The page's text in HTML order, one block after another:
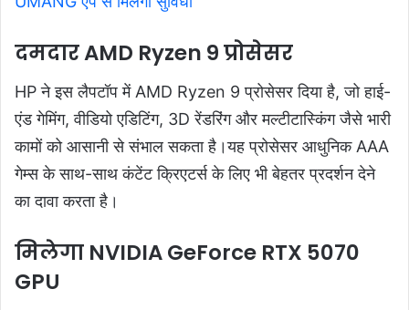
दमदार AMD Ryzen 9 प्रोसेसर
HP ने इस लैपटॉप में AMD Ryzen 9 प्रोसेसर दिया है, जो हाई-
एंड गेमिंग, वीडियो एडिटिंग, 3D रेंडरिंग और मल्टीटास्किंग जैसे भारी
कामों को आसानी से संभाल सकता है।यह प्रोसेसर आधुनिक AAA
गेम्स के साथ-साथ कंटेंट क्रिएटर्स के लिए भी बेहतर प्रदर्शन देने
का दावा करता है।
मिलेगा NVIDIA GeForce RTX 5070
GPU